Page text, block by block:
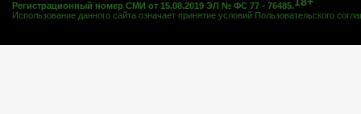
Регистрационный номер СМИ от 15.08.2019 ЭЛ № ФС 77 - 76485.
Использование данного сайта означает принятие условий Пользовательского